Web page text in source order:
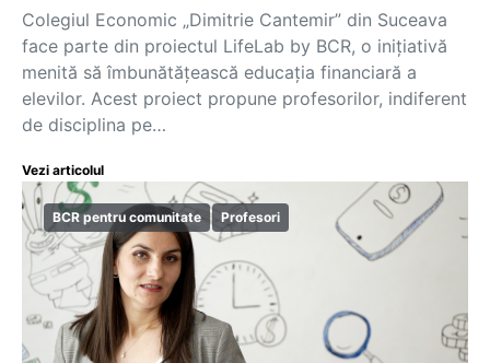
Colegiul Economic „Dimitrie Cantemir” din Suceava
face parte din proiectul LifeLab by BCR, o inițiativă
menită să îmbunătățească educația financiară a
elevilor. Acest proiect propune profesorilor, indiferent
de disciplina pe…
Vezi articolul
BCR pentru comunitate Profesori